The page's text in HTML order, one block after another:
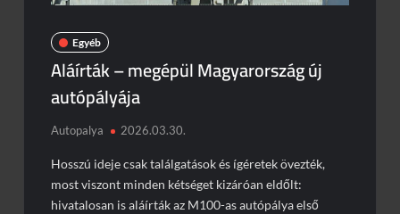
Egyéb
Aláírták – megépül Magyarország új
autópályája
Autopalya 2026.03.30.
Hosszú ideje csak találgatások és ígéretek övezték,
most viszont minden kétséget kizáróan eldőlt:
hivatalosan is aláírták az M100-as autópálya első